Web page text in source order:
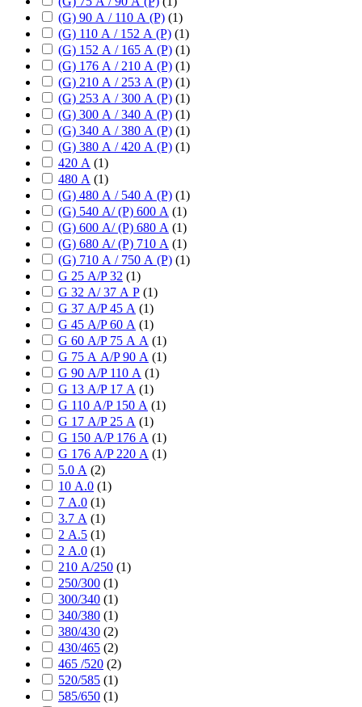
(G) 90 А / 110 А (P) (1)
(G) 110 А / 152 А (P) (1)
(G) 152 А / 165 А (P) (1)
(G) 176 А / 210 А (P) (1)
(G) 210 А / 253 А (P) (1)
(G) 253 А / 300 А (P) (1)
(G) 300 А / 340 А (P) (1)
(G) 340 А / 380 А (P) (1)
(G) 380 А / 420 А (P) (1)
420 А (1)
480 А (1)
(G) 480 А / 540 А (P) (1)
(G) 540 А/ (P) 600 А (1)
(G) 600 А/ (P) 680 А (1)
(G) 680 А/ (P) 710 А (1)
(G) 710 А / 750 А (P) (1)
G 25 А/P 32 (1)
G 32 А/ 37 А P (1)
G 37 А/P 45 А (1)
G 45 А/P 60 А (1)
G 60 А/P 75 А А (1)
G 75 А А/P 90 А (1)
G 90 А/P 110 А (1)
G 13 А/P 17 А (1)
G 110 А/P 150 А (1)
G 17 А/P 25 А (1)
G 150 А/P 176 А (1)
G 176 А/P 220 А (1)
5.0 А (2)
10 А.0 (1)
7 А.0 (1)
3.7 А (1)
2 А.5 (1)
2 А.0 (1)
210 А/250 (1)
250/300 (1)
300/340 (1)
340/380 (1)
380/430 (2)
430/465 (2)
465 /520 (2)
520/585 (1)
585/650 (1)